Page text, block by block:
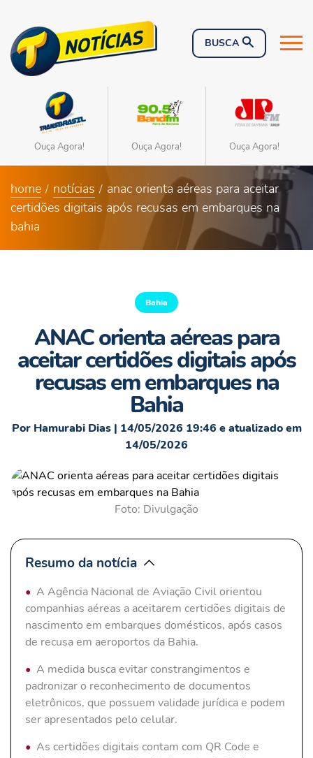
Ouça Agora! Ouça Agora! Ouça Agora!
home notícias
anac orienta aéreas para aceitar
certidões digitais após recusas em embarques na
bahia
Bahia
ANAC orienta aéreas para
aceitar certidões digitais após
recusas em embarques na
Bahia
Por Hamurabi Dias | 14/05/2026 19:46 e atualizado em
14/05/2026
Foto: Divulgação
Resumo da notícia
A Agência Nacional de Aviação Civil orientou
companhias aéreas a aceitarem certidões digitais de
nascimento em embarques domésticos, após casos
de recusa em aeroportos da Bahia.
A medida busca evitar constrangimentos e
padronizar o reconhecimento de documentos
eletrônicos, que possuem validade jurídica e podem
ser apresentados pelo celular.
As certidões digitais contam com QR Code e